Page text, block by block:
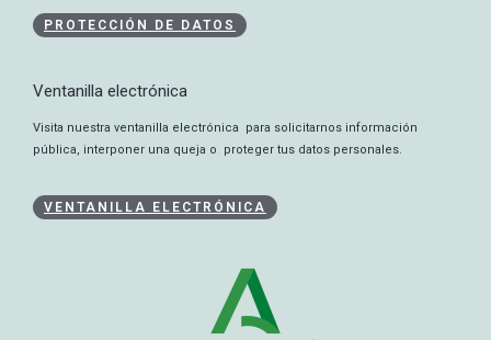
PROTECCIÓN DE DATOS
Ventanilla electrónica
Visita nuestra ventanilla electrónica para solicitarnos información
pública, interponer una queja o proteger tus datos personales.
VENTANILLA ELECTRÓNICA